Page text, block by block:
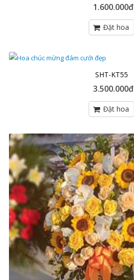
1.600.000đ
SHT-KT55
3.500.000đ